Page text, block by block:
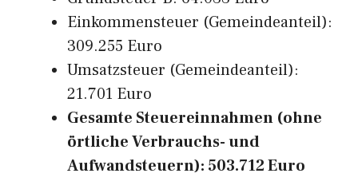
Einkommensteuer (Gemeindeanteil):
309.255 Euro
Umsatzsteuer (Gemeindeanteil):
21.701 Euro
Gesamte Steuereinnahmen (ohne
örtliche Verbrauchs- und
Aufwandsteuern): 503.712 Euro